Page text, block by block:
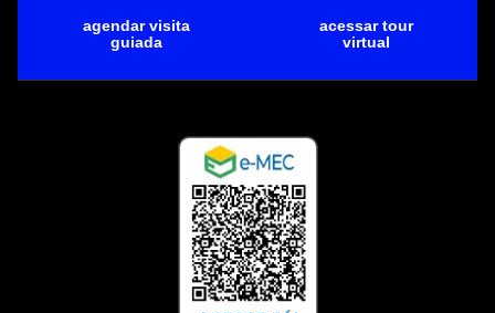
agendar visita
guiada
acessar tour
virtual